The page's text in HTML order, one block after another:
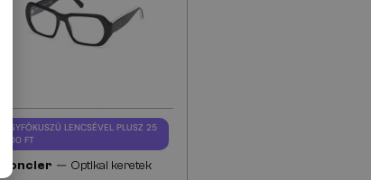
EGYFÓKUSZÚ LENCSÉVEL PLUSZ 25
000 FT
Moncler — Optikai keretek